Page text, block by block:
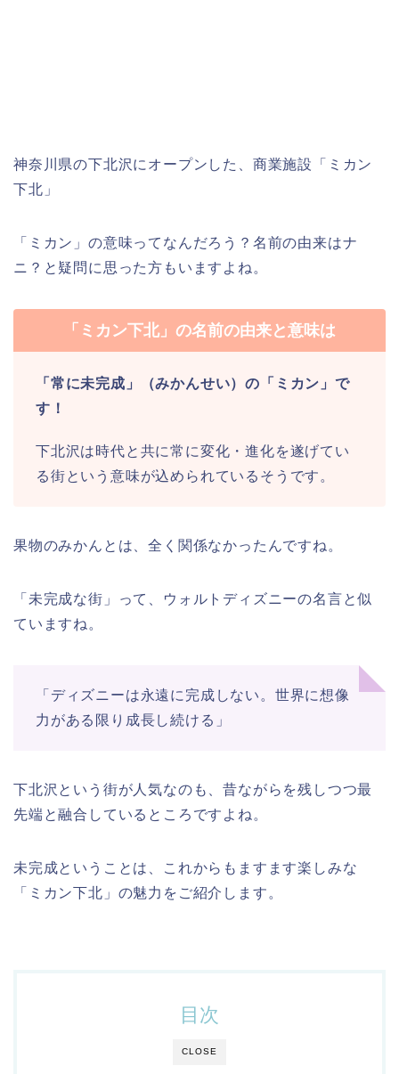
神奈川県の下北沢にオープンした、商業施設「ミカン
下北」
「ミカン」の意味ってなんだろう？名前の由来はナ
ニ？と疑問に思った方もいますよね。
「ミカン下北」の名前の由来と意味は
「常に未完成」（みかんせい）の「ミカン」で
す！
下北沢は時代と共に常に変化・進化を遂げてい
る街という意味が込められているそうです。
果物のみかんとは、全く関係なかったんですね。
「未完成な街」って、ウォルトディズニーの名言と似
ていますね。
「ディズニーは永遠に完成しない。世界に想像
力がある限り成長し続ける」
下北沢という街が人気なのも、昔ながらを残しつつ最
先端と融合しているところですよね。
未完成ということは、これからもますます楽しみな
「ミカン下北」の魅力をご紹介します。
CLOSE
目次